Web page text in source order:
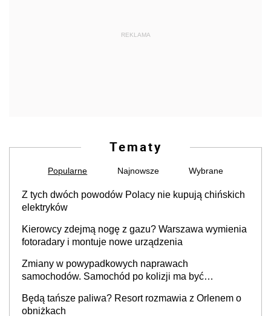
REKLAMA
Tematy
Popularne Najnowsze Wybrane
Z tych dwóch powodów Polacy nie kupują chińskich
elektryków
Kierowcy zdejmą nogę z gazu? Warszawa wymienia
fotoradary i montuje nowe urządzenia
Zmiany w powypadkowych naprawach
samochodów. Samochód po kolizji ma być
producenta
Będą tańsze paliwa? Resort rozmawia z Orlenem o
obniżkach